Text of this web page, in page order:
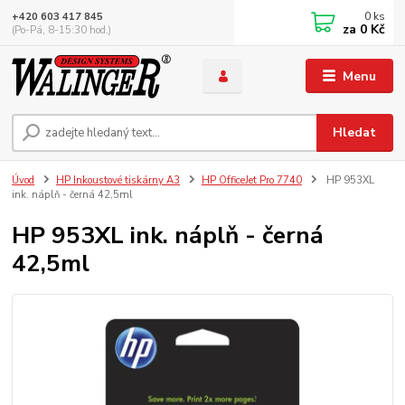
Menu
Hledat
+420 603 417 845
(Po-Pá, 8-15:30 hod.)
0 ks
za 0 Kč
Úvod HP Inkoustové tiskárny A3 HP OfficeJet Pro 7740
HP 953XL
ink. náplň - černá 42,5ml
HP 953XL ink. náplň - černá
42,5ml